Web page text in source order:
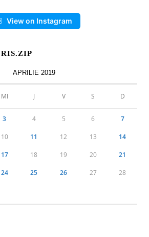
View on Instagram
APRILIE 2019
MI J V S D
3 4 5 6 7
10 11 12 13 14
17 18 19 20 21
24 25 26 27 28